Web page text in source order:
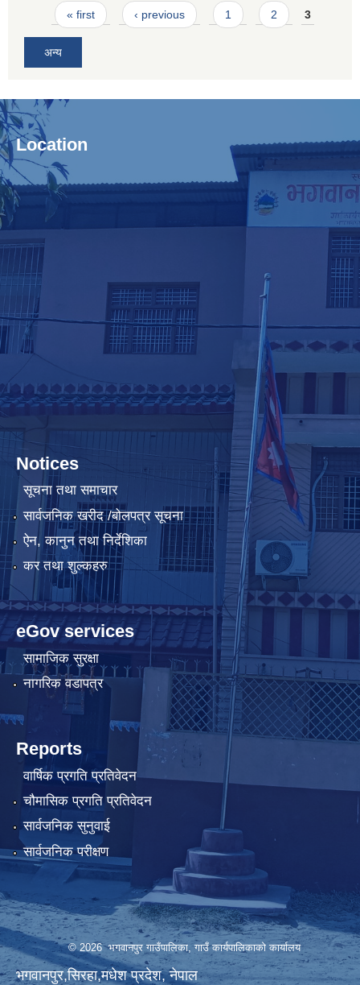
Pages
« first ‹ previous 1 2 3
अन्य
Location
Notices
सूचना तथा समाचार
सार्वजनिक खरीद /बोलपत्र सूचना
ऐन, कानुन तथा निर्देशिका
कर तथा शुल्कहरु
eGov services
सामाजिक सुरक्षा
नागरिक वडापत्र
Reports
वार्षिक प्रगति प्रतिवेदन
चौमासिक प्रगति प्रतिवेदन
सार्वजनिक सुनुवाई
सार्वजनिक परीक्षण
© 2026 भगवानपुर गाउँपालिका, गाउँ कार्यपालिकाको कार्यालय
भगवानपुर,सिरहा,मधेश प्रदेश, नेपाल